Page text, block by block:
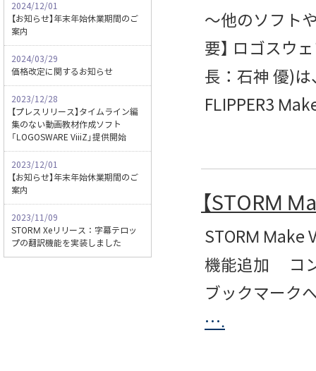
～他のソフト
要】 ロゴスウ
長：石神 優)
FLIPPER3
【STORM
STORM Make
機能追加 コ
ブックマーク
….
2024/12/01
【お知らせ】年末年始休業期間のご
案内
2024/03/29
価格改定に関するお知らせ
2023/12/28
【プレスリリース】タイムライン編
集のない動画教材作成ソフト
「LOGOSWARE ViiiZ」提供開始
2023/12/01
【お知らせ】年末年始休業期間のご
案内
2023/11/09
STORM Xeリリース：字幕テロッ
プの翻訳機能を実装しました